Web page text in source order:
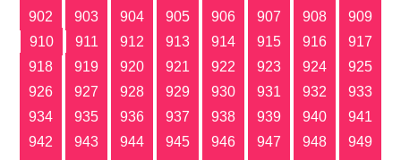
902
903 904 905 906 907 908
909
910
911 912 913 914 915 916
917
918
919 920 921 922 923 924
925
926
927 928 929 930 931 932
933
934
935 936 937 938 939 940
941
942
943 944 945 946 947 948
949